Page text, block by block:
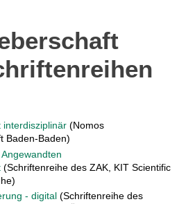
interdisziplinär(Nomos
Baden-Baden)
(Schriftenreihe des ZAK, KIT Scientific
- digital (Schriftenreihe des